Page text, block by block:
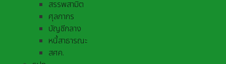
สรรพสามิต
ศุลกากร
บัญชีกลาง
หนี้สาธารณะ
สศค.